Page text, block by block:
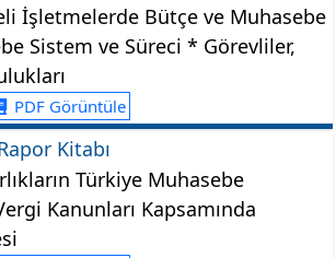
İşletmelerde Bütçe ve Muhasebe
Sistem ve Süreci * Görevliler,
PDF Görüntüle
Kitabı
Türkiye Muhasebe
Kanunları Kapsamında